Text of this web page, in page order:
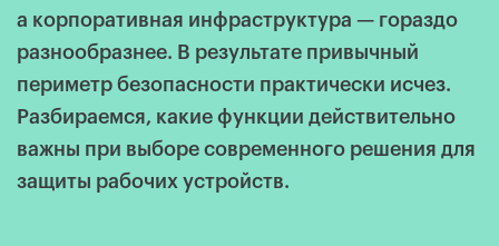
а корпоративная инфраструктура — гораздо
разнообразнее. В результате привычный
периметр безопасности практически исчез.
Разбираемся, какие функции действительно
важны при выборе современного решения для
защиты рабочих устройств.